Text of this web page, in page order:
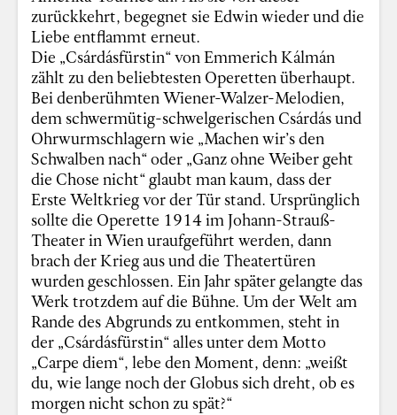
zurückkehrt, begegnet sie Edwin wieder und die
Liebe entflammt erneut.
Die „Csárdásfürstin“ von Emmerich Kálmán
zählt zu den beliebtesten Operetten überhaupt.
Bei denberühmten Wiener-Walzer-Melodien,
dem schwermütig-schwelgerischen Csárdás und
Ohrwurmschlagern wie „Machen wir’s den
Schwalben nach“ oder „Ganz ohne Weiber geht
die Chose nicht“ glaubt man kaum, dass der
Erste Weltkrieg vor der Tür stand. Ursprünglich
sollte die Operette 1914 im Johann-Strauß-
Theater in Wien uraufgeführt werden, dann
brach der Krieg aus und die Theatertüren
wurden geschlossen. Ein Jahr später gelangte das
Werk trotzdem auf die Bühne. Um der Welt am
Rande des Abgrunds zu entkommen, steht in
der „Csárdásfürstin“ alles unter dem Motto
„Carpe diem“, lebe den Moment, denn: „weißt
du, wie lange noch der Globus sich dreht, ob es
morgen nicht schon zu spät?“